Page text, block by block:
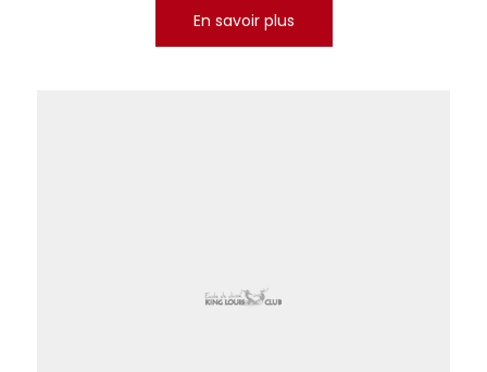
En savoir plus